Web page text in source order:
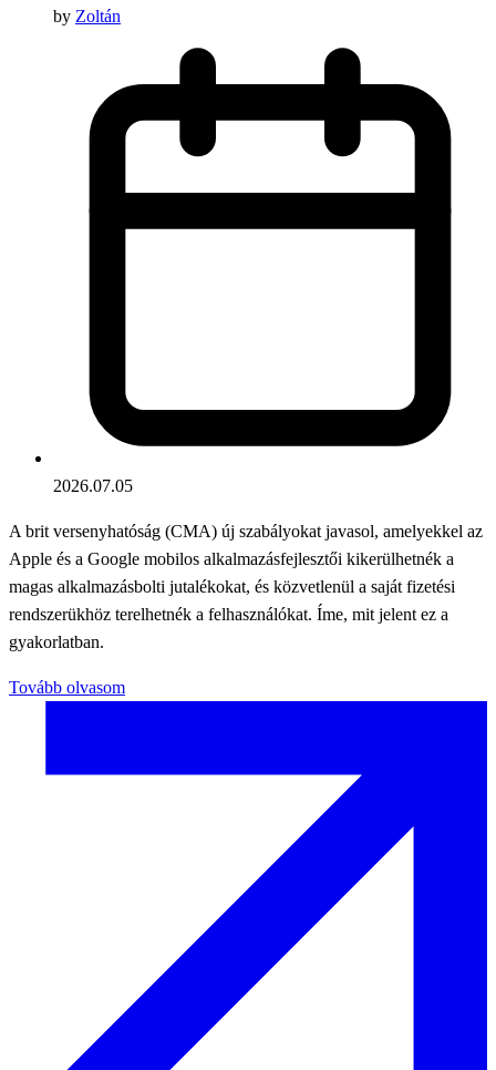
by Zoltán
2026.07.05
A brit versenyhatóság (CMA) új szabályokat javasol, amelyekkel az
Apple és a Google mobilos alkalmazásfejlesztői kikerülhetnék a
magas alkalmazásbolti jutalékokat, és közvetlenül a saját fizetési
rendszerükhöz terelhetnék a felhasználókat. Íme, mit jelent ez a
gyakorlatban.
Tovább olvasom